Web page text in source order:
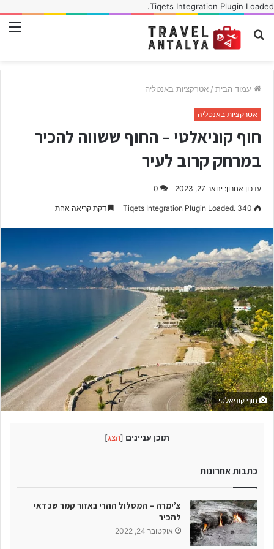
Tiqets Integration Plugin Loaded.
חפש
עמוד הבית / אטרקציות באנטליה
אטרקציות באנטליה
חוף קוניאלטי – החוף ששווה להכיר
במרחק קרוב לעיר
עדכון אחרון: ינואר 27, 2023 0
Tiqets Integration Plugin Loaded. 340 דקת קריאה אחת
חוף קוניאלטי
תוכן עניינים [הצג]
כתבות אחרונות
צ’ימרה – המסלול ההרי באזור קמר שכדאי
להכיר
אוקטובר 24, 2022